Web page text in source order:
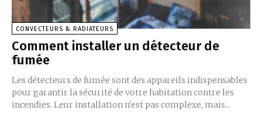
CONVECTEURS & RADIATEURS
Comment installer un détecteur de
fumée
Les détecteurs de fumée sont des appareils indispensables
pour garantir la sécurité de votre habitation contre les
incendies. Leur installation n'est pas complexe, mais...